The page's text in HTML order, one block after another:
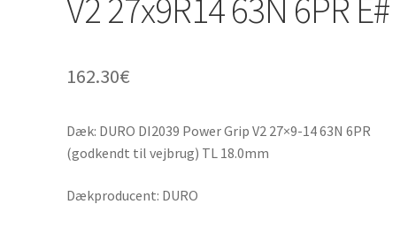
V2 27x9R14 63N 6PR E#
162.30€
Dæk: DURO DI2039 Power Grip V2 27×9-14 63N 6PR
(godkendt til vejbrug) TL 18.0mm
Dækproducent: DURO